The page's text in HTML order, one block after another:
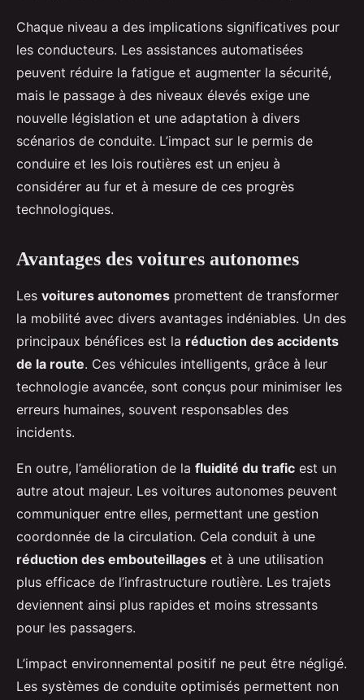
Chaque niveau a des implications significatives pour
les conducteurs. Les assistances automatisées
peuvent réduire la fatigue et augmenter la sécurité,
mais le passage à des niveaux élevés exige une
nouvelle législation et une adaptation à divers
scénarios de conduite. L’impact sur le permis de
conduire et les lois routières est un enjeu à
considérer au fur et à mesure de ces progrès
technologiques.
Avantages des voitures autonomes
Les voitures autonomes promettent de transformer
la mobilité avec divers avantages indéniables. Un des
principaux bénéfices est la réduction des accidents
de la route. Ces véhicules intelligents, grâce à leur
technologie avancée, sont conçus pour minimiser les
erreurs humaines, souvent responsables des
incidents.
En outre, l’amélioration de la fluidité du trafic est un
autre atout majeur. Les voitures autonomes peuvent
communiquer entre elles, permettant une gestion
coordonnée de la circulation. Cela conduit à une
réduction des embouteillages et à une utilisation
plus efficace de l’infrastructure routière. Les trajets
deviennent ainsi plus rapides et moins stressants
pour les passagers.
L’impact environnemental positif ne peut être négligé.
Les systèmes de conduite optimisés permettent non